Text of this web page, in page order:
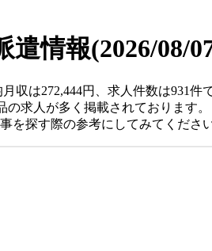
遣情報(2026/08/
収は272,444円、求人件数は931件
求人が多く掲載されております。
を探す際の参考にしてみてください